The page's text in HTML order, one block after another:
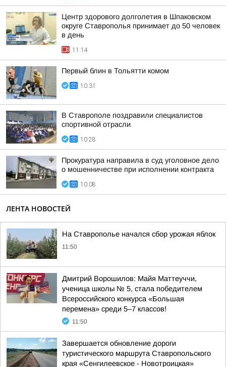
Центр здорового долголетия в Шпаковском
округе Ставрополья принимает до 50 человек
в день
11:14
Первый блин в Тольятти комом
10:31
В Ставрополе поздравили специалистов
спортивной отрасли
10:28
Прокуратура направила в суд уголовное дело
о мошенничестве при исполнении контракта
10:08
ЛЕНТА НОВОСТЕЙ
На Ставрополье начался сбор урожая яблок
11:50
Дмитрий Ворошилов: Майя Маттеуччи,
ученица школы № 5, стала победителем
Всероссийского конкурса «Большая
перемена» среди 5–7 классов!
11:50
Завершается обновление дороги
туристического маршрута Ставропольского
края «Сенгилеевское - Новотроицкая»